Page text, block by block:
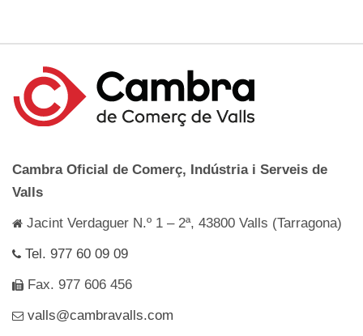
Cambra Oficial de Comerç, Indústria i Serveis de
Valls
Jacint Verdaguer N.º 1 – 2ª, 43800 Valls (Tarragona)
Tel. 977 60 09 09
Fax. 977 606 456
valls@cambravalls.com